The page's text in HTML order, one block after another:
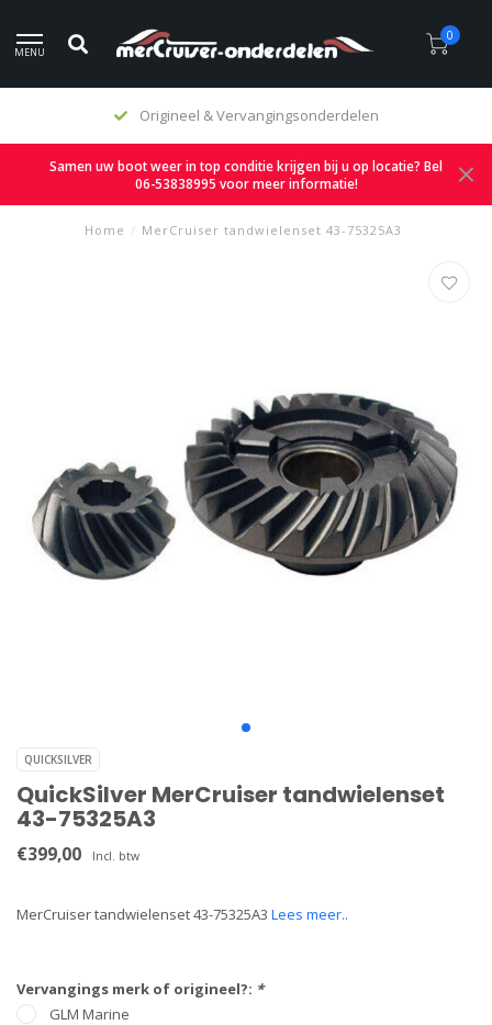
MENU
0
Origineel & Vervangingsonderdelen
Samen uw boot weer in top conditie krijgen bij u op locatie? Bel
06-53838995 voor meer informatie!
Home / MerCruiser tandwielenset 43-75325A3
QUICKSILVER
QuickSilver MerCruiser tandwielenset
43-75325A3
€399,00 Incl. btw
MerCruiser tandwielenset 43-75325A3 Lees meer..
Vervangings merk of origineel?: *
GLM Marine